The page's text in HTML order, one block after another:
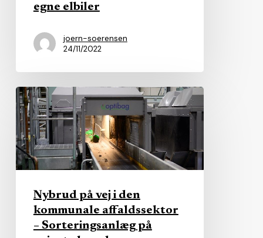
egne elbiler
joern-soerensen
24/11/2022
Nybrud
på
vej
i
den
affaldssektor
Sorteringsanlæg
Nybrud på vej i den
kommunale affaldssektor
– Sorteringsanlæg på